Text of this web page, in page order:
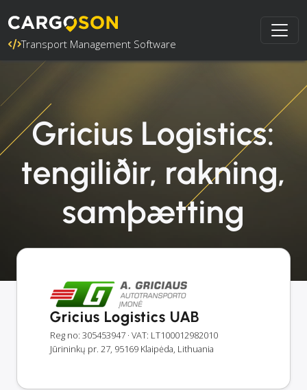
Transport Management Software
Gricius Logistics:
tengiliðir, rakning,
samþætting
Gricius Logistics UAB
Reg no: 305453947 · VAT: LT100012982010
Jūrininkų pr. 27, 95169 Klaipėda, Lithuania